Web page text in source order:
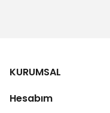
KURUMSAL
Hesabım